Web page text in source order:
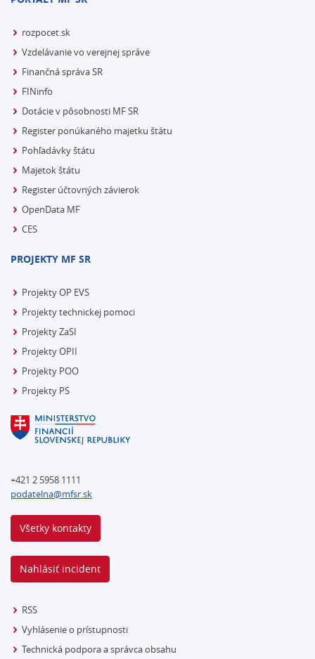
rozpocet.sk
Vzdelávanie vo verejnej správe
Finančná správa SR
FINinfo
Dotácie v pôsobnosti MF SR
Register ponúkaného majetku štátu
Pohľadávky štátu
Majetok štátu
Register účtovných závierok
OpenData MF
CES
PROJEKTY MF SR
Projekty OP EVS
Projekty technickej pomoci
Projekty ZaSI
Projekty OPII
Projekty POO
Projekty PS
+421 2 5958 1111
podatelna@mfsr.sk
Všetky kontakty
Nahlásiť incident
RSS
Vyhlásenie o prístupnosti
Technická podpora a správca obsahu